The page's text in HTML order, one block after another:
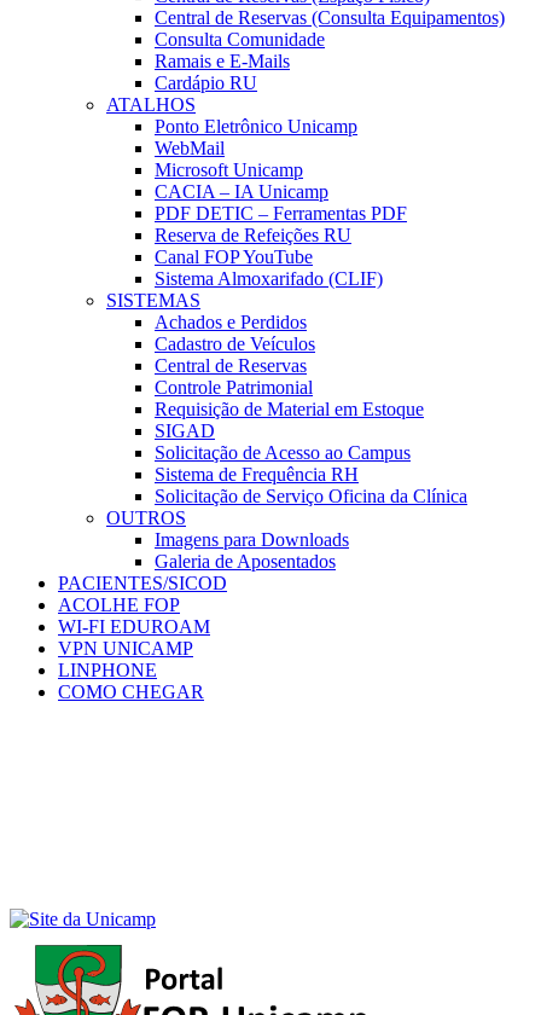
Central de Reservas (Consulta Equipamentos)
Consulta Comunidade
Ramais e E-Mails
Cardápio RU
ATALHOS
Ponto Eletrônico Unicamp
WebMail
Microsoft Unicamp
CACIA – IA Unicamp
PDF DETIC – Ferramentas PDF
Reserva de Refeições RU
Canal FOP YouTube
Sistema Almoxarifado (CLIF)
SISTEMAS
Achados e Perdidos
Cadastro de Veículos
Central de Reservas
Controle Patrimonial
Requisição de Material em Estoque
SIGAD
Solicitação de Acesso ao Campus
Sistema de Frequência RH
Solicitação de Serviço Oficina da Clínica
OUTROS
Imagens para Downloads
Galeria de Aposentados
PACIENTES/SICOD
ACOLHE FOP
WI-FI EDUROAM
VPN UNICAMP
LINPHONE
COMO CHEGAR